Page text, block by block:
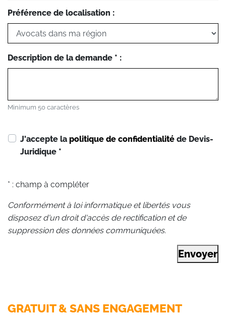
Préférence de localisation :
Description de la demande * :
Minimum 50 caractères
J'accepte la politique de confidentialité de Devis-
Juridique *
* : champ à compléter
Conformément à loi informatique et libertés vous
disposez d'un droit d'accès de rectification et de
suppression des données communiquées.
Envoyer
GRATUIT & SANS ENGAGEMENT